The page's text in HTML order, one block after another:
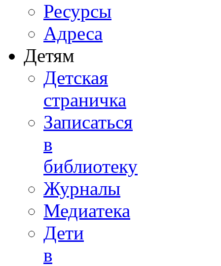
Ресурсы
Адреса
Детям
Детская
страничка
Записаться
в
библиотеку
Журналы
Медиатека
Дети
в